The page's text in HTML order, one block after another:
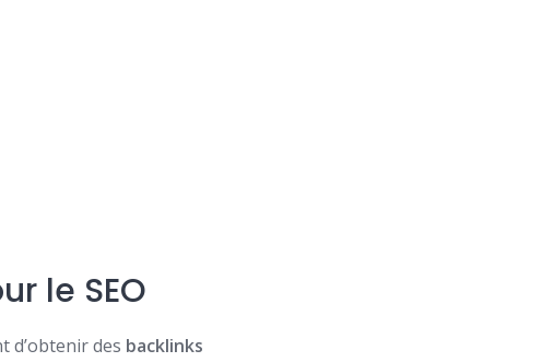
le SEO
d’obtenir des backlinks